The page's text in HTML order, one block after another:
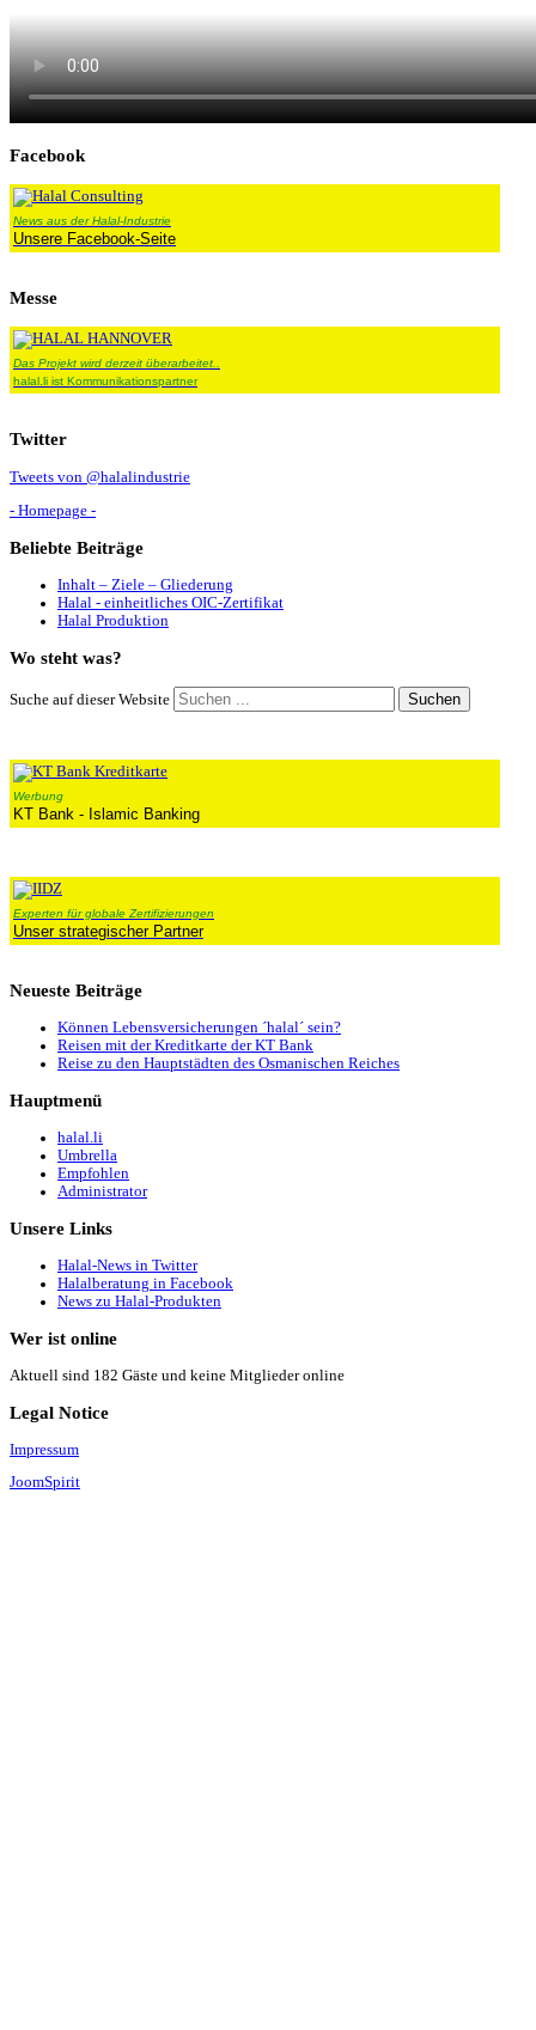
Facebook
News aus der Halal-Industrie
Unsere Facebook-Seite
Messe
Das Projekt wird derzeit überarbeitet..
halal.li ist Kommunikationspartner
Twitter
Tweets von @halalindustrie
- Homepage -
Beliebte Beiträge
Inhalt – Ziele – Gliederung
Halal - einheitliches OIC-Zertifikat
Halal Produktion
Wo steht was?
Suche auf dieser Website Suchen
Werbung
KT Bank - Islamic Banking
Experten für globale Zertifizierungen
Unser strategischer Partner
Neueste Beiträge
Können Lebensversicherungen ´halal´ sein?
Reisen mit der Kreditkarte der KT Bank
Reise zu den Hauptstädten des Osmanischen Reiches
Hauptmenü
halal.li
Umbrella
Empfohlen
Administrator
Unsere Links
Halal-News in Twitter
Halalberatung in Facebook
News zu Halal-Produkten
Wer ist online
Aktuell sind 182 Gäste und keine Mitglieder online
Legal Notice
Impressum
JoomSpirit